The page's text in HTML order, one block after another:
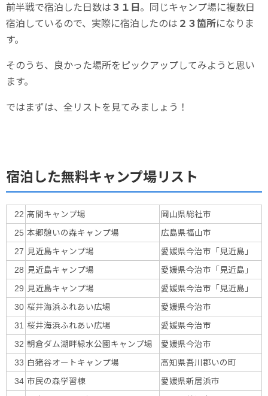
前半戦で宿泊した日数は３１日。同じキャンプ場に複数日
宿泊しているので、実際に宿泊したのは ２３箇所になりま
す。
そのうち、良かった場所をピックアップしてみようと思い
ます。
ではまずは、全リストを見てみましょう！
宿泊した無料キャンプ場リスト
22 高間キャンプ場 岡山県総社市
25 本郷憩いの森キャンプ場 広島県福山市
27 見近島キャンプ場 愛媛県今治市「見近島」
28 見近島キャンプ場 愛媛県今治市「見近島」
29 見近島キャンプ場 愛媛県今治市「見近島」
30 桜井海浜ふれあい広場 愛媛県今治市
31 桜井海浜ふれあい広場 愛媛県今治市
32 朝倉ダム湖畔緑水公園キャンプ場 愛媛県今治市
33 白猪谷オートキャンプ場 高知県吾川郡いの町
34 市民の森学習棟 愛媛県新居浜市